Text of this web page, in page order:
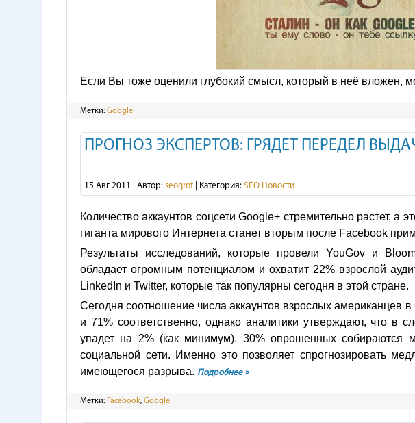
Если Вы тоже оценили глубокий смысл, который в неё вложен,
Метки: Google
ПРОГНОЗ ЭКСПЕРТОВ: ГРЯДЕТ ПЕРЕДЕЛ
15 Авг 2011 | Автор: seogrot | Категория: SEO Новости
Количество аккаунтов соцсети Google+ стремительно растет, а
гиганта мирового Интернета станет вторым после Facebook
Результаты исследований, которые провели YouGov и
обладает огромным потенциалом и охватит 22% взрослой
LinkedIn и Twitter, которые так популярны сегодня в этой стране.
Сегодня соотношение числа аккаунтов взрослых американцев
и 71% соответственно, однако аналитики утверждают, что в
упадет на 2% (как минимум). 30% опрошенных собираются
социальной сети. Именно это позволяет спрогнозировать
имеющегося разрыва. Подробнее »
Метки: Facebook, Google